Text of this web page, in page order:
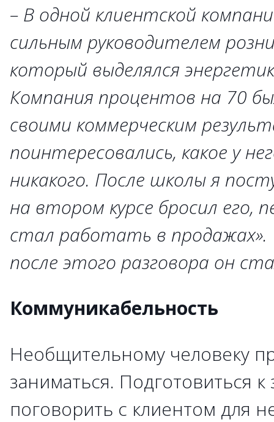
– В одной клиентской
сильным руководителем
который выделялся
Компания процентов на 70
своими коммерческим
поинтересовались, какое у
никакого. После школы я
на втором курсе бросил его,
стал работать в продажах».
после этого разговора он
Коммуникабельность
Необщительному человеку
заниматься. Подготовиться к
поговорить с клиентом для